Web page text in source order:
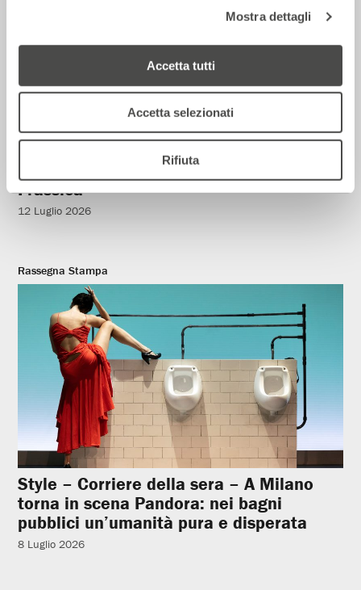
Mostra dettagli
Accetta tutti
Accetta selezionati
Rifiuta
Corriere della sera – Io, tra Ferragni e
Frassica
12 Luglio 2026
Rassegna Stampa
Style – Corriere della sera – A Milano
torna in scena Pandora: nei bagni
pubblici un’umanità pura e disperata
8 Luglio 2026